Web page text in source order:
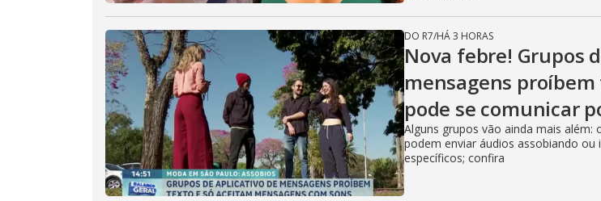
DO R7/HÁ 3 HORAS
Nova febre! Grupos
mensagens proíbem
pode se comunicar
Alguns grupos vão ainda mais além:
podem enviar áudios assobiando ou
específicos; confira